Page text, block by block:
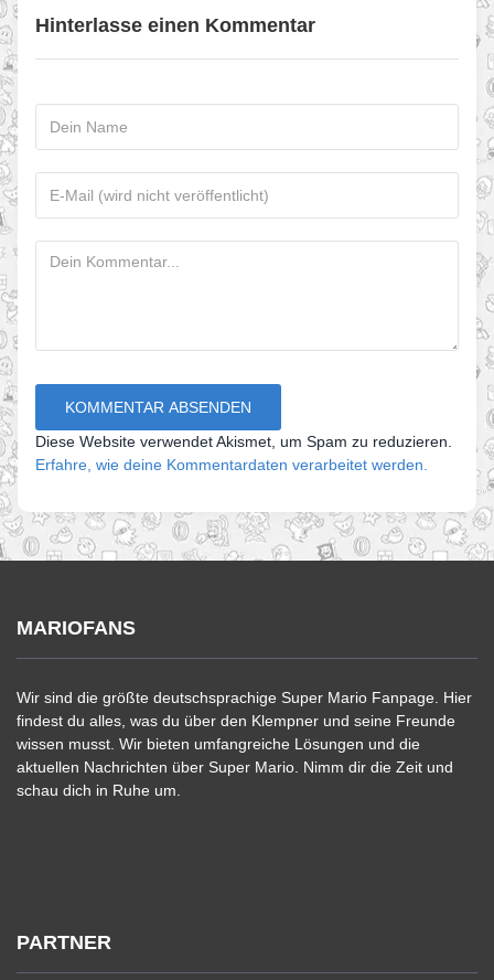
Hinterlasse einen Kommentar
Diese Website verwendet Akismet, um Spam zu reduzieren.
Erfahre, wie deine Kommentardaten verarbeitet werden.
MARIOFANS
Wir sind die größte deutschsprachige Super Mario Fanpage. Hier
findest du alles, was du über den Klempner und seine Freunde
wissen musst. Wir bieten umfangreiche Lösungen und die
aktuellen Nachrichten über Super Mario. Nimm dir die Zeit und
schau dich in Ruhe um.
PARTNER